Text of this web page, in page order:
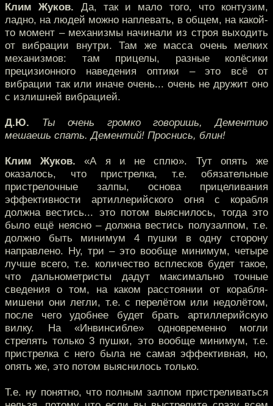
Клим Жуков. Да, так и мало того, что контузим,
ладно, на людей можно наплевать, в общем, на какой-
то момент – механизмы начинали из строя выходить
от вибрации внутри. Там же масса очень мелких
механизмов: там прицелы, разные колёсики
прецизионного наведения оптики – это всё от
вибрации так или иначе очень... очень не дружит оно
с излишней вибрацией.
Д.Ю. Ты очень громко говоришь, Дементию
мешаешь спать. Дементий! Проснись, блин!
Клим Жуков. «А я и не сплю». Тут опять же
оказалось, что пристрелка, т.е. обязательные
пристрелочные залпы, основа прицеливания
эффективности артиллерийского огня с корабля
должна вестись... это потом выяснилось, тогда это
было ещё неясно – должна вестись полузалпом, т.е.
должно быть минимум 4 пушки в одну сторону
направлено. Ну, три – это вообще минимум, четыре
лучше всего, т.е. количество всплесков будет такое,
что дальнометристы дадут максимально точные
сведения о том, на каком расстоянии от корабля-
мишени они легли, т.е. с перелётом или недолётом,
после чего удобнее будет брать артиллерийскую
вилку. На «Инвинсибле» одновременно могли
стрелять только 3 пушки, это вообще минимум, т.е.
пристрелка с него была не самая эффективная, но,
опять же, это потом выяснилось только.
Т.е. ну понятно, что полным залпом пристреливаться